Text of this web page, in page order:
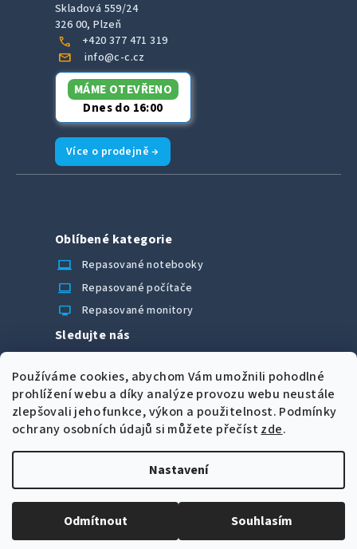
Používáme cookies, abychom Vám umožnili pohodlné
prohlížení webu a díky analýze provozu webu neustále
zlepšovali jeho funkce, výkon a použitelnost. Podmínky
ochrany osobních údajů si můžete přečíst zde.
Nastavení
Odmítnout Souhlasím
Skladová 559/24
326 00, Plzeň
call +420 377 471 319
mail info@c-c.cz
MÁME OTEVŘENO
Dnes do 16:00
Více o prodejně →
Oblíbené kategorie
laptop_chromebook
Repasované notebooky
computer Repasované počítače
monitor Repasované monitory
Sledujte nás
Možnosti úhrady
Upravit nastavení cookies
Vytvořil Shoptet